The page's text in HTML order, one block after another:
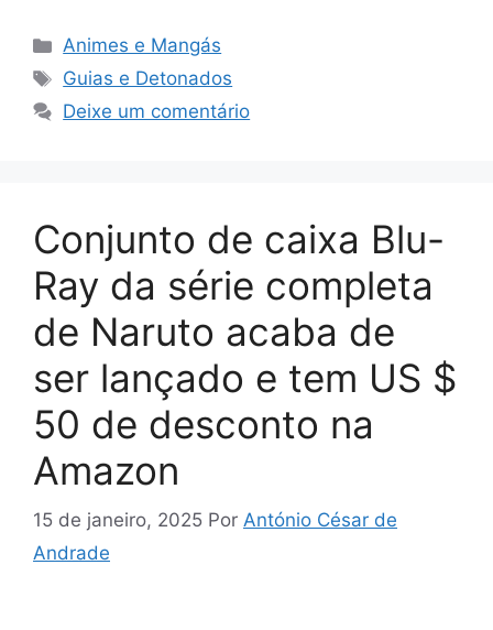
Categorias
Animes e Mangás
Tags
Guias e Detonados
Deixe um comentário
Conjunto de caixa Blu-
Ray da série completa
de Naruto acaba de
ser lançado e tem US $
50 de desconto na
Amazon
15 de janeiro, 2025 Por António César de
Andrade